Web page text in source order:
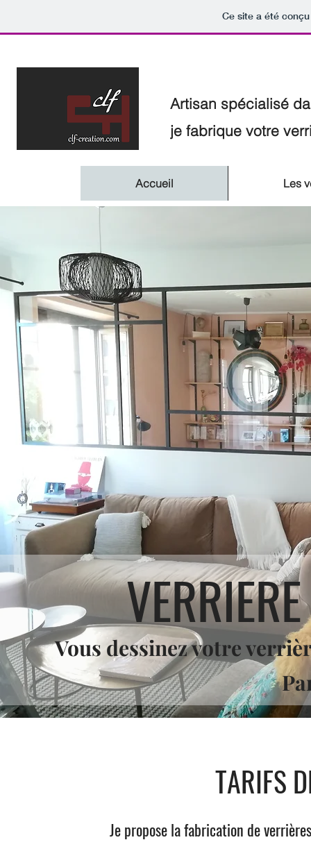
Ce site a été
Artisan spécialisé
je fabrique votre
Accueil Les
Vous dessinez votre
TARIFS
Je propose la fabrication de